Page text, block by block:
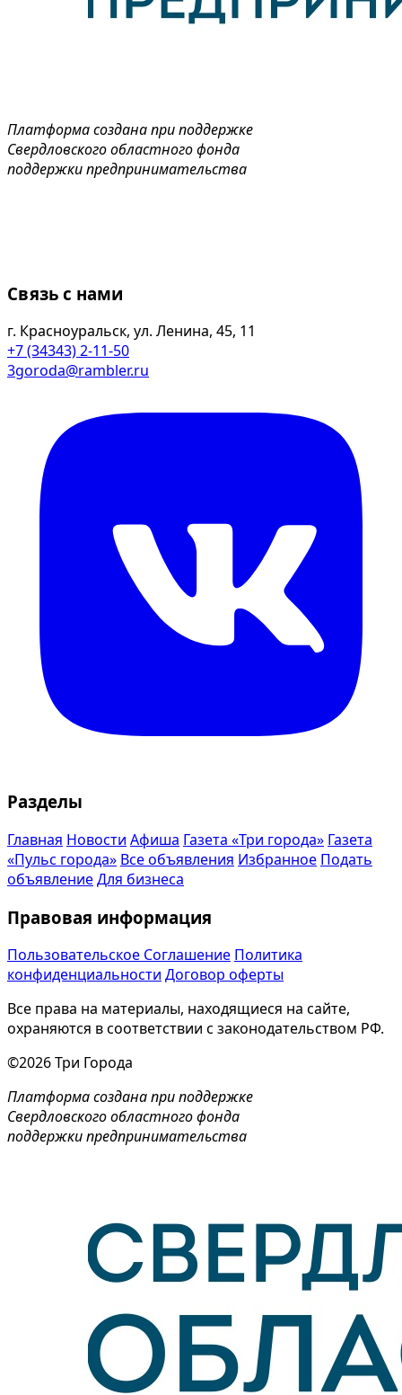
Платформа создана при поддержке
Свердловского областного фонда
поддержки предпринимательства
Связь с нами
г. Красноуральск, ул. Ленина, 45, 11
+7 (34343) 2-11-50
3goroda@rambler.ru
Разделы
Главная Новости Афиша Газета «Три города» Газета
«Пульс города» Все объявления Избранное Подать
объявлениеДля бизнеса
Правовая информация
Пользовательское Соглашение Политика
конфиденциальности Договор оферты
Все права на материалы, находящиеся на сайте,
охраняются в соответствии с законодательством РФ.
©2026 Три Города
Платформа создана при поддержке
Свердловского областного фонда
поддержки предпринимательства